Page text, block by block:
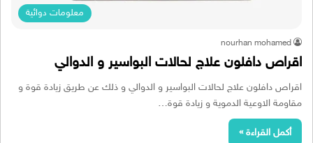
معلومات دوائية
nourhan mohamed
اقراص دافلون علاج لحالات البواسير و الدوالي
اقراص دافلون علاج لحالات البواسير و الدوالي و ذلك عن طريق زيادة قوة و
مقاومة الاوعية الدموية و زيادة قوة…
أكمل القراءة »